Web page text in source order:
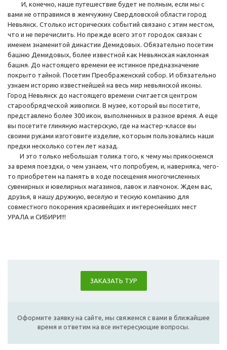
И, конечно, наше путешествие будет не полным, если мы с
вами не отправимся в жемчужину Свердловской области город
Невьянск. Столько исторических событий связано с этим местом,
что и не перечислить. Но прежде всего этот городок связан с
именем знаменитой династии Демидовых. Обязательно посетим
башню Демидовых, более известной как Невьянская наклонная
башня. До настоящего времени ее истинное предназначение
покрыто тайной. Посетим Преображенский собор. И обязательно
узнаем историю известнейшей на весь мир невьянской иконы.
Город Невьянск до настоящего времени считается центром
старообрядческой живописи. В музее, который вы посетите,
представлено более 300 икон, выполненных в разное время. А еще
вы посетите глиняную мастерскую, где на мастер-классе вы
своими руками изготовите изделие, которым пользовались наши
предки несколько сотен лет назад.
И это только небольшая толика того, к чему мы прикоснемся
за время поездки, о чем узнаем, что попробуем, и, наверняка, чего-
то приобретем на память в ходе посещения многочисленных
сувенирных и ювелирных магазинов, лавок и лавчонок. Ждем вас,
друзья, в нашу дружную, веселую и тесную компанию для
совместного покорения красивейших и интереснейших мест
УРАЛА и СИБИРИ!!!
ЗАКАЗАТЬ ТУР
Оформите заявку на сайте, мы свяжемся с вами в ближайшее
время и ответим на все интересующие вопросы.